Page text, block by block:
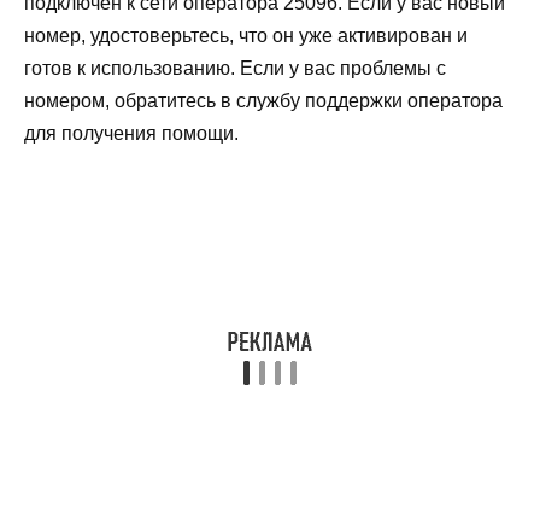
номер, удостоверьтесь, что он уже активирован и
готов к использованию. Если у вас проблемы с
номером, обратитесь в службу поддержки оператора
для получения помощи.